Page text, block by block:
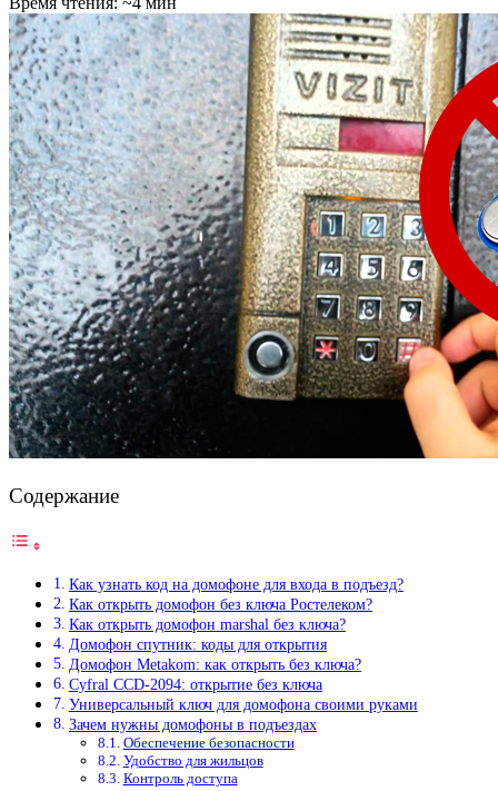
Содержание
Как узнать код на домофоне для входа в подъезд?
Как открыть домофон без ключа Ростелеком?
Как открыть домофон marshal без ключа?
Домофон спутник: коды для открытия
Домофон Metakom: как открыть без ключа?
Cyfral CCD-2094: открытие без ключа
Универсальный ключ для домофона своими руками
Зачем нужны домофоны в подъездах
Обеспечение безопасности
Удобство для жильцов
Контроль доступа